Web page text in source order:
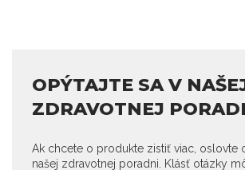
OPÝTAJTE SA V
ZDRAVOTNEJ
Ak chcete o produkte zistiť viac, oslovte
našej zdravotnej poradni. Klásť otázky